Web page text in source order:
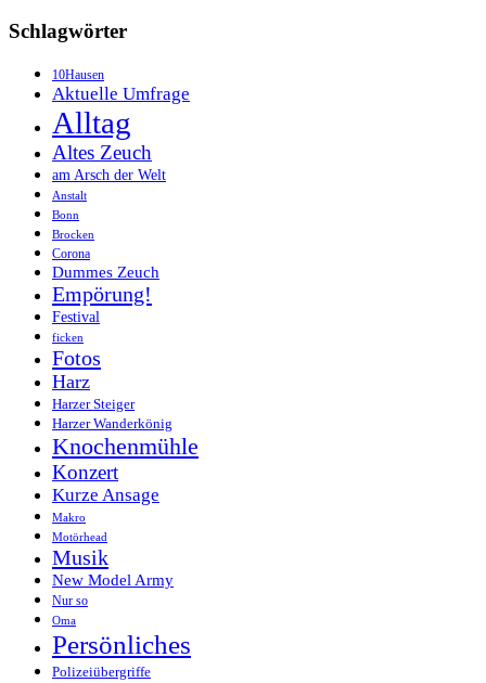
Schlagwörter
10Hausen
Aktuelle Umfrage
Alltag
Altes Zeuch
am Arsch der Welt
Anstalt
Bonn
Brocken
Corona
Dummes Zeuch
Empörung!
Festival
ficken
Fotos
Harz
Harzer Steiger
Harzer Wanderkönig
Knochenmühle
Konzert
Kurze Ansage
Makro
Motörhead
Musik
New Model Army
Nur so
Oma
Persönliches
Polizeiübergriffe